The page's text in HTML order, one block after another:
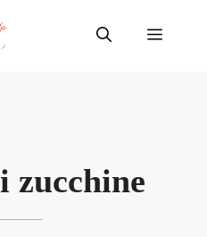
Menu
zucchine